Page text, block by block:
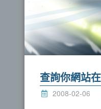
查詢你網站
2008-02-06